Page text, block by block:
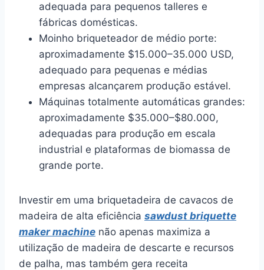
adequada para pequenos talleres e
fábricas domésticas.
Moinho briqueteador de médio porte:
aproximadamente $15.000–35.000 USD,
adequado para pequenas e médias
empresas alcançarem produção estável.
Máquinas totalmente automáticas grandes:
aproximadamente $35.000–$80.000,
adequadas para produção em escala
industrial e plataformas de biomassa de
grande porte.
Investir em uma briquetadeira de cavacos de
madeira de alta eficiência sawdust briquette
maker machine não apenas maximiza a
utilização de madeira de descarte e recursos
de palha, mas também gera receita